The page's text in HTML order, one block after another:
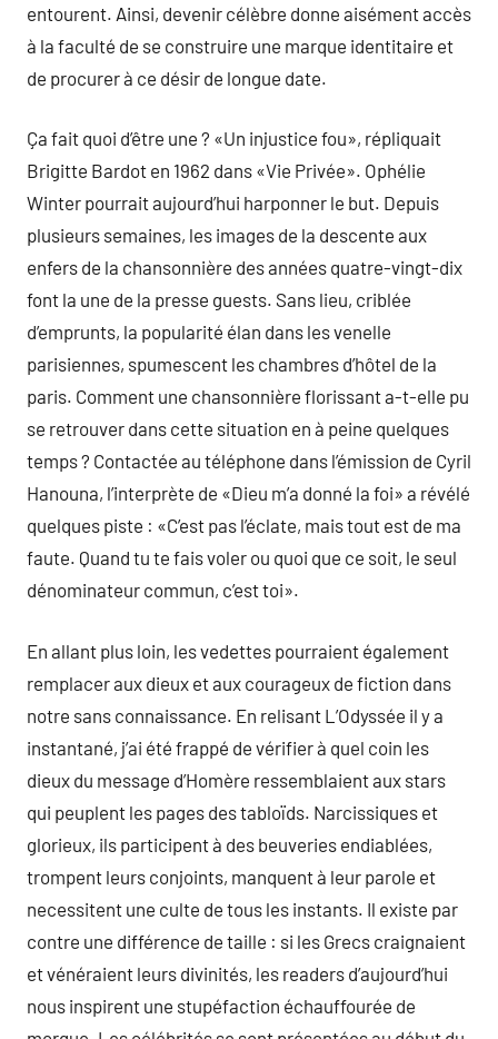
entourent. Ainsi, devenir célèbre donne aisément accès
à la faculté de se construire une marque identitaire et
de procurer à ce désir de longue date.
Ça fait quoi d’être une ? «Un injustice fou», répliquait
Brigitte Bardot en 1962 dans «Vie Privée». Ophélie
Winter pourrait aujourd’hui harponner le but. Depuis
plusieurs semaines, les images de la descente aux
enfers de la chansonnière des années quatre-vingt-dix
font la une de la presse guests. Sans lieu, criblée
d’emprunts, la popularité élan dans les venelle
parisiennes, spumescent les chambres d’hôtel de la
paris. Comment une chansonnière florissant a-t-elle pu
se retrouver dans cette situation en à peine quelques
temps ? Contactée au téléphone dans l’émission de Cyril
Hanouna, l’interprète de «Dieu m’a donné la foi» a révélé
quelques piste : «C’est pas l’éclate, mais tout est de ma
faute. Quand tu te fais voler ou quoi que ce soit, le seul
dénominateur commun, c’est toi».
En allant plus loin, les vedettes pourraient également
remplacer aux dieux et aux courageux de fiction dans
notre sans connaissance. En relisant L’Odyssée il y a
instantané, j’ai été frappé de vérifier à quel coin les
dieux du message d’Homère ressemblaient aux stars
qui peuplent les pages des tabloïds. Narcissiques et
glorieux, ils participent à des beuveries endiablées,
trompent leurs conjoints, manquent à leur parole et
necessitent une culte de tous les instants. Il existe par
contre une différence de taille : si les Grecs craignaient
et vénéraient leurs divinités, les readers d’aujourd’hui
nous inspirent une stupéfaction échauffourée de